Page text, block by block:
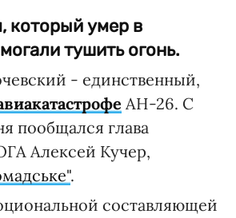
который умер в
тушить огонь.
- единственный,
АН-26. С
пообщался глава
Алексей Кучер,
.
составляющей